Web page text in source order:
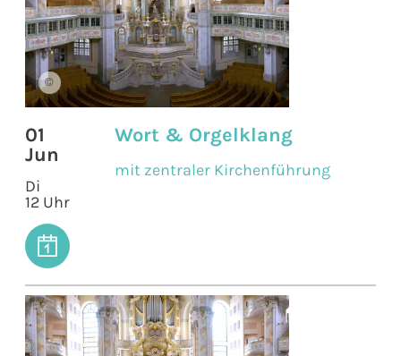
©
01
Jun
Di
12 Uhr
Wort & Orgelklang
mit zentraler Kirchenführung